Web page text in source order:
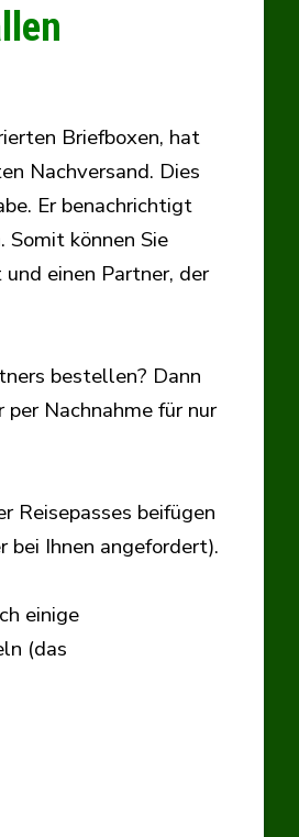
Briefboxen, hat
Nachversand. Dies
Er benachrichtigt
Somit können Sie
einen Partner, der
bestellen? Dann
Nachnahme für nur
Reisepasses beifügen
Ihnen angefordert).
einige
(das